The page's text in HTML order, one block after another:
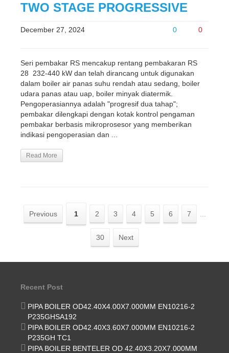
TWO STAGE PROGRESSIVE
0 0
December 27, 2024
Seri pembakar RS mencakup rentang pembakaran RS
28 232-440 kW dan telah dirancang untuk digunakan
dalam boiler air panas suhu rendah atau sedang, boiler
udara panas atau uap, boiler minyak diatermik.
Pengoperasiannya adalah "progresif dua tahap";
pembakar dilengkapi dengan kotak kontrol pengaman
pembakar berbasis mikroprosesor yang memberikan
indikasi pengoperasian dan ...
Read More
Previous 1 2 3 4 5 6 7
30 Next
Recent Post
PIPA BOILER OD42.40X4.00X7.000MM EN10216-2
P235GHSA192
PIPA BOILER OD42.40X3.60X7.000MM EN10216-2
P235GH TC1
PIPA BOILER BENTELER OD 42.40X3.20X7.000MM